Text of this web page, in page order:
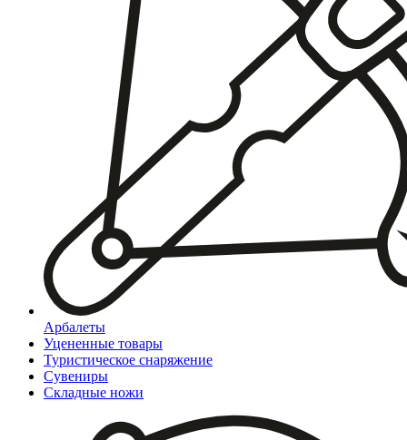
Арбалеты
Уцененные товары
Туристическое снаряжение
Сувениры
Складные ножи